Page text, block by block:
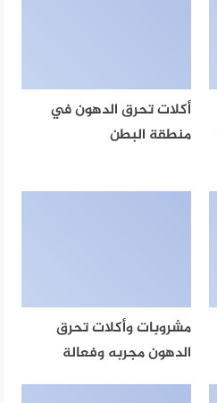
أكلات تحرق الدهون في
منطقة البطن
مشروبات وأكلات تحرق
الدهون مجربه وفعالة